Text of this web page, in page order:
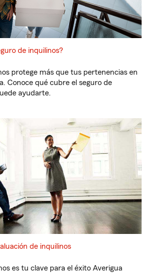
de inquilinos?
protege más que tus pertenencias en
Conoce qué cubre el seguro de
ayudarte.
de inquilinos
es tu clave para el éxito Averigua